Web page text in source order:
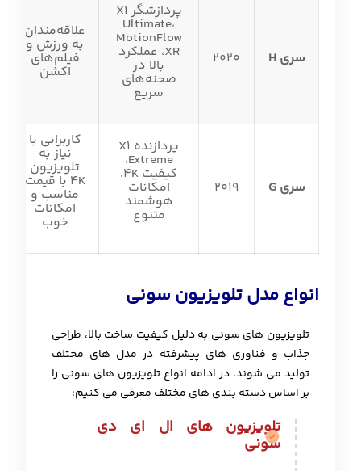
سری H 2020
پردازشگر X1
Ultimate،
MotionFlow
XR، عملکرد
بالا در
صحنه‌های
سریع
علاقه‌مندان
به ورزش و
فیلم‌های
اکشن
سری G 2019
پردازنده X1
Extreme،
کیفیت 4K،
امکانات
هوشمند
متنوع
کاربرانی با
نیاز به
تلویزیون
4K با قیمت
مناسب و
امکانات
خوب
انواع مدل تلویزیون سونی
تلویزیون های سونی به دلیل کیفیت ساخت بالا، طراحی
جذاب و فناوری های پیشرفته در مدل های مختلف
تولید می شوند. در ادامه انواع تلویزیون های سونی را
بر اساس دسته بندی های مختلف معرفی می کنیم:
تلویزیون های ال ای دی
سونی